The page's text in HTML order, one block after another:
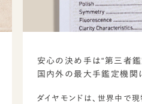
安心の決め手は“第三者鑑
国内外の最大手鑑定機関
ダイヤモンドは、世界中で